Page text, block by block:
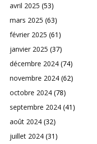
avril 2025 (53)
mars 2025 (63)
février 2025 (61)
janvier 2025 (37)
décembre 2024 (74)
novembre 2024 (62)
octobre 2024 (78)
septembre 2024 (41)
août 2024 (32)
juillet 2024 (31)